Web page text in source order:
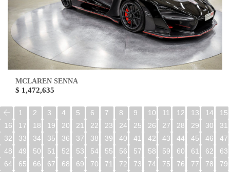
MCLAREN SENNA
$ 1,472,635
1 2 3 4 5 6 7 8 9 10 11 12 13 14
15
16
17 18 19 20 21 22 23 24 25 26 27 28 29 30
31
32
33 34 35 36 37 38 39 40 41 42 43 44 45 46
47
48
49 50 51 52 53 54 55 56 57 58 59 60 61 62
63
64
65 66 67 68 69 70 71 72 73 74 75 76 77 78
79